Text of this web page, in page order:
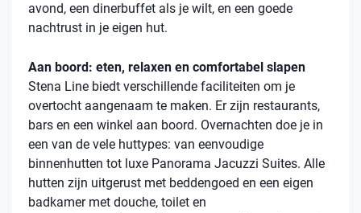
avond, een dinerbuffet als je wilt, en een goede
nachtrust in je eigen hut.
Aan boord: eten, relaxen en comfortabel slapen
Stena Line biedt verschillende faciliteiten om je
overtocht aangenaam te maken. Er zijn restaurants,
bars en een winkel aan boord. Overnachten doe je in
een van de vele huttypes: van eenvoudige
binnenhutten tot luxe Panorama Jacuzzi Suites. Alle
hutten zijn uitgerust met beddengoed en een eigen
badkamer met douche, toilet en